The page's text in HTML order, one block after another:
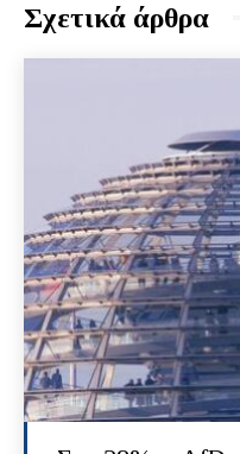
Σχετικά άρθρα